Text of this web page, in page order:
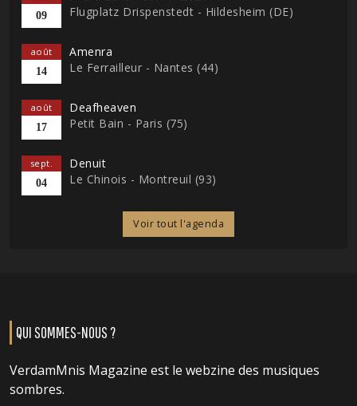
09
Flugplatz Drispenstedt - Hildesheim (DE)
août
14
Amenra
Le Ferrailleur - Nantes (44)
août
17
Deafheaven
Petit Bain - Paris (75)
sept.
04
Denuit
Le Chinois - Montreuil (93)
Voir tout l'agenda
QUI SOMMES-NOUS ?
VerdamMnis Magazine est le webzine des musiques
sombres.